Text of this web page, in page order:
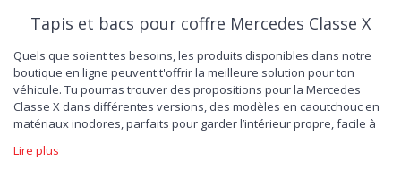
Tapis et bacs pour coffre Mercedes Classe X
Quels que soient tes besoins, les produits disponibles dans notre
boutique en ligne peuvent t'offrir la meilleure solution pour ton
véhicule. Tu pourras trouver des propositions pour la Mercedes
Classe X dans différentes versions, des modèles en caoutchouc en
matériaux inodores, parfaits pour garder l’intérieur propre, facile à
de donner un nouveau look sportif, pour un nouveau plaisir de
Lire plus